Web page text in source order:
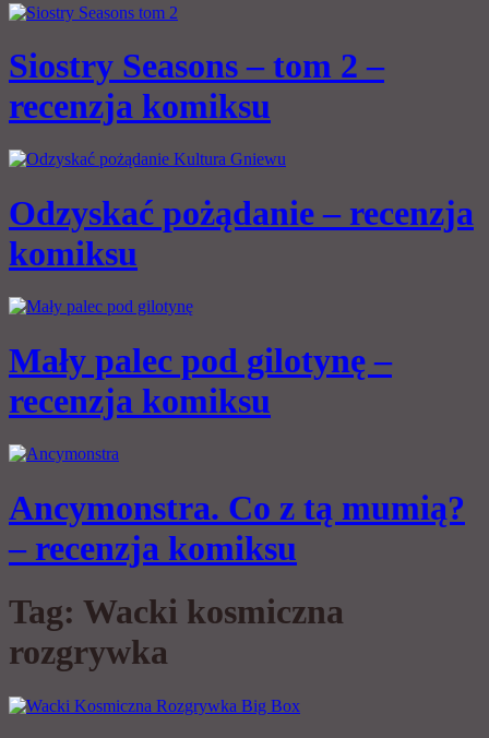
Siostry Seasons – tom 2 –
recenzja komiksu
Odzyskać pożądanie – recenzja
komiksu
Mały palec pod gilotynę –
recenzja komiksu
Ancymonstra. Co z tą mumią?
– recenzja komiksu
Tag: Wacki kosmiczna
rozgrywka